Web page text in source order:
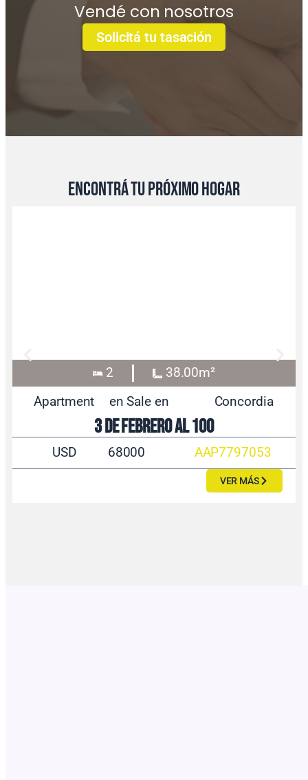
Vendé con nosotros
Solicitá tu tasación
encontrá tu próximo hogar
2
38.00m²
Apartment
en Sale en Concordia
3 de Febrero al 100
USD 68000 AAP7797053
VER MÁS